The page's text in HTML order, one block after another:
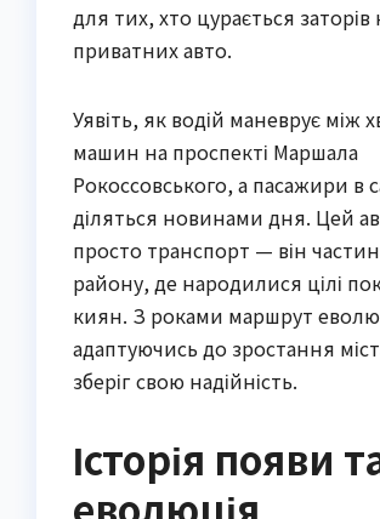
для тих, хто цурається заторів
приватних авто.
Уявіть, як водій маневрує між
машин на проспекті Маршала
Рокоссовського, а пасажири в
діляться новинами дня. Цей
просто транспорт — він
району, де народилися цілі
киян. З роками маршрут
адаптуючись до зростання
зберіг свою надійність.
Історія появи
еволюція